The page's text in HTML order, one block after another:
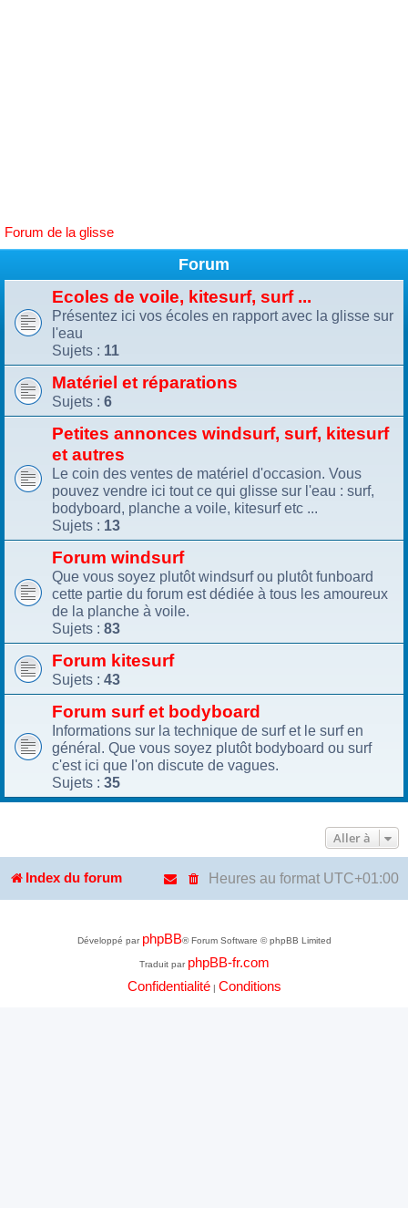
Forum de la glisse
Forum
Ecoles de voile, kitesurf, surf ...
Présentez ici vos écoles en rapport avec la glisse sur
l'eau
Sujets : 11
Matériel et réparations
Sujets : 6
Petites annonces windsurf, surf, kitesurf
et autres
Le coin des ventes de matériel d'occasion. Vous
pouvez vendre ici tout ce qui glisse sur l'eau : surf,
bodyboard, planche a voile, kitesurf etc ...
Sujets : 13
Forum windsurf
Que vous soyez plutôt windsurf ou plutôt funboard
cette partie du forum est dédiée à tous les amoureux
de la planche à voile.
Sujets : 83
Forum kitesurf
Sujets : 43
Forum surf et bodyboard
Informations sur la technique de surf et le surf en
général. Que vous soyez plutôt bodyboard ou surf
c'est ici que l'on discute de vagues.
Sujets : 35
Aller à
Index du forum Heures au format UTC+01:00
Développé par phpBB® Forum Software © phpBB Limited
Traduit par phpBB-fr.com
Confidentialité| Conditions